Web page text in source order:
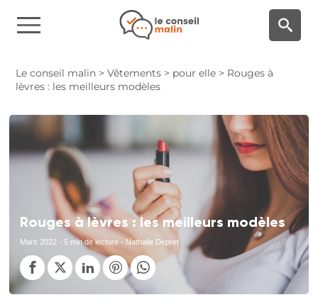
Le conseil malin >Vêtements > pour elle > Rouges à
lèvres : les meilleurs modèles
Rouges à lèvres : les meilleurs modèles
Mars 2022 - 5 min de lecture - Nathalie Depret